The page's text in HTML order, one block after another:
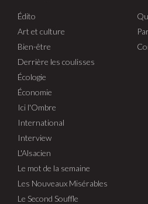
Édito
Art et culture
Bien-être
Derrière les coulisses
Écologie
Économie
Ici l'Ombre
International
Interview
L'Alsacien
Le mot de la semaine
Les Nouveaux Misérables
Le Second Souffle